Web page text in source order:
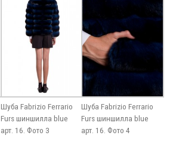
Шуба Fabrizio Ferrario
Furs шиншилла blue
арт. 16. Фото 3
Шуба Fabrizio Ferrario
Furs шиншилла blue
арт. 16. Фото 4